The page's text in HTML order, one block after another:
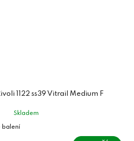
1122 ss39 Vitrail Medium F
Skladem